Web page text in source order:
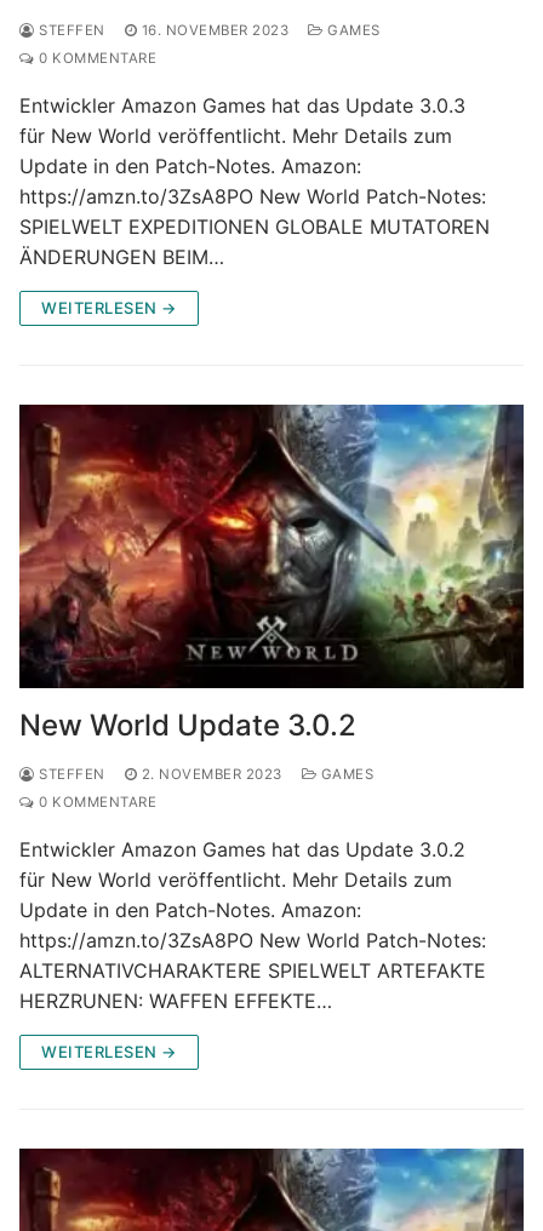
STEFFEN 16. NOVEMBER 2023
GAMES
0 KOMMENTARE
Entwickler Amazon Games hat das Update 3.0.3
für New World veröffentlicht. Mehr Details zum
Update in den Patch-Notes. Amazon:
https://amzn.to/3ZsA8PO New World Patch-Notes:
SPIELWELT EXPEDITIONEN GLOBALE MUTATOREN
ÄNDERUNGEN BEIM…
WEITERLESEN →
New World Update 3.0.2
STEFFEN 2. NOVEMBER 2023
GAMES
0 KOMMENTARE
Entwickler Amazon Games hat das Update 3.0.2
für New World veröffentlicht. Mehr Details zum
Update in den Patch-Notes. Amazon:
https://amzn.to/3ZsA8PO New World Patch-Notes:
ALTERNATIVCHARAKTERE SPIELWELT ARTEFAKTE
HERZRUNEN: WAFFEN EFFEKTE…
WEITERLESEN →